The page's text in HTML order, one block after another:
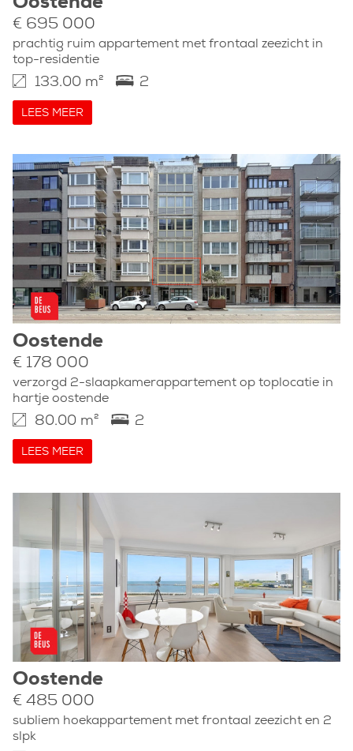
€ 695 000
prachtig ruim appartement met frontaal zeezicht in
top-residentie
133.00 m² 2
LEES MEER
Oostende
€ 178 000
verzorgd 2-slaapkamerappartement op toplocatie in
hartje oostende
80.00 m² 2
LEES MEER
Oostende
€ 485 000
subliem hoekappartement met frontaal zeezicht en 2
slpk